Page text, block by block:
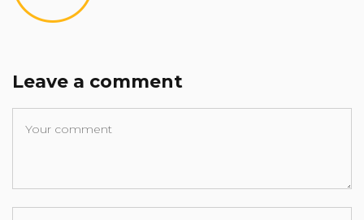
Leave a comment